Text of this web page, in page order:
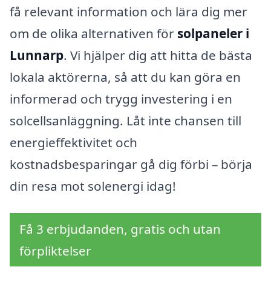
få relevant information och lära dig mer
om de olika alternativen för solpaneler i
Lunnarp. Vi hjälper dig att hitta de bästa
lokala aktörerna, så att du kan göra en
informerad och trygg investering i en
solcellsanläggning. Låt inte chansen till
energieffektivitet och
kostnadsbesparingar gå dig förbi – börja
din resa mot solenergi idag!
Få 3 erbjudanden, gratis och utan
förpliktelser